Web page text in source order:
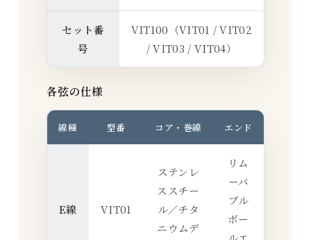
セット番
号
VIT100（VIT01 / VIT02
/ VIT03 / VIT04）
各弦の仕様
線種 型番 コア・巻線 エンド
E線 VIT01
ステンレ
ススチー
ル／チタ
ニウムデ
リム
ーバ
ブル
ボー